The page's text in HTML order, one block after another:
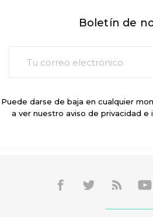
Boletín de
Puede darse de baja en cualquier
a ver nuestro aviso de privacidad